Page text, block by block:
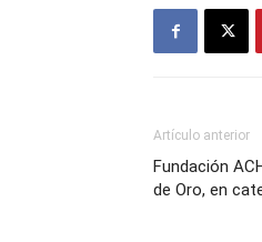
Artículo anterior
Fundación
de Oro, en